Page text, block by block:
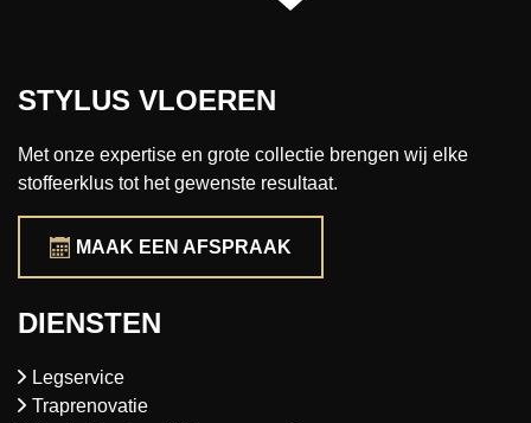
STYLUS VLOEREN
Met onze expertise en grote collectie brengen wij elke
stoffeerklus tot het gewenste resultaat.
MAAK EEN AFSPRAAK
DIENSTEN
Legservice
Traprenovatie